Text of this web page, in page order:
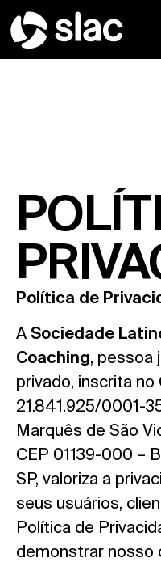
Política de
A Sociedade
Coaching, pessoa
privado, inscrita no
21.841.925/0001-
Marquês de São
CEP 01139-000 –
SP, valoriza a
seus usuários,
Política de
demonstrar nosso